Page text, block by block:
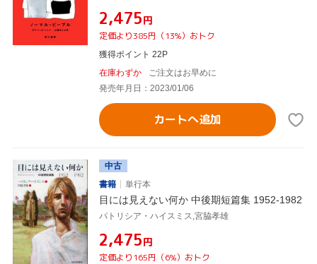
¥2,475円
定価より385円（13%）おトク
獲得ポイント 22P
在庫わずか
ご注文はお早めに
発売年月日：2023/01/06
カートへ追加
中古
書籍
単行本
目には見えない何か 中後期短篇集 1952-1982
パトリシア・ハイスミス,宮脇孝雄
¥2,475円
定価より165円（6%）おトク